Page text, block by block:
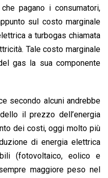
pagano i consumatori,
sul costo marginale
a turbogas chiamata
Tale costo marginale
gas la sua componente
secondo alcuni andrebbe
il prezzo dell’energia
dei costi, oggi molto più
di energia elettrica
(fotovoltaico, eolico e
maggiore peso nel